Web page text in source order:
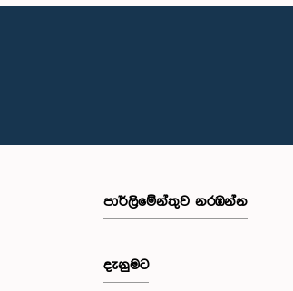
පාර්ලි‌මේන්තුව නරඹන්න
දැනුමට